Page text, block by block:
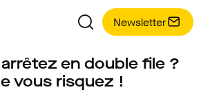
Newsletter
en double file ?
vous risquez !